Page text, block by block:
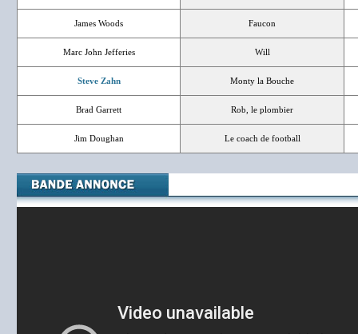
James Woods Faucon
Marc John Jefferies Will
Steve Zahn Monty la Bouche
Brad Garrett Rob, le plombier
Jim Doughan Le coach de football